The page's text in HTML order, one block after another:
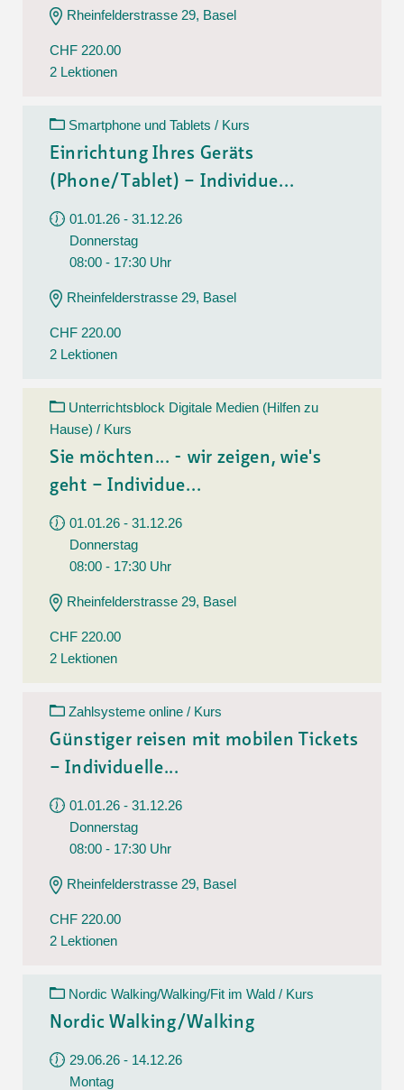
Rheinfelderstrasse 29, Basel
CHF 220.00
2 Lektionen
Smartphone und Tablets / Kurs
Einrichtung Ihres Geräts
(Phone/Tablet) – Individue...
01.01.26 - 31.12.26
Donnerstag
08:00 - 17:30 Uhr
Rheinfelderstrasse 29, Basel
CHF 220.00
2 Lektionen
Unterrichtsblock Digitale Medien (Hilfen zu
Hause) / Kurs
Sie möchten... - wir zeigen, wie's
geht – Individue...
01.01.26 - 31.12.26
Donnerstag
08:00 - 17:30 Uhr
Rheinfelderstrasse 29, Basel
CHF 220.00
2 Lektionen
Zahlsysteme online / Kurs
Günstiger reisen mit mobilen Tickets
– Individuelle...
01.01.26 - 31.12.26
Donnerstag
08:00 - 17:30 Uhr
Rheinfelderstrasse 29, Basel
CHF 220.00
2 Lektionen
Nordic Walking/Walking/Fit im Wald / Kurs
Nordic Walking/Walking
29.06.26 - 14.12.26
Montag